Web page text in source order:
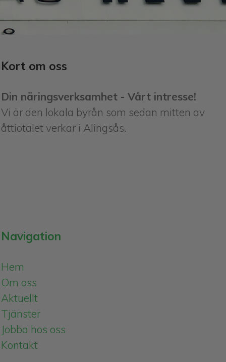
Kort om oss
Din näringsverksamhet - Vårt intresse!
Vi är den lokala byrån som sedan mitten av
åttiotalet verkar i Alingsås.
Navigation
Hem
Om oss
Aktuellt
Tjänster
Jobba hos oss
Kontakt